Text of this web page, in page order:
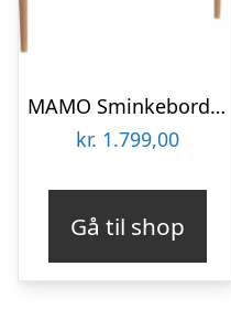
MAMO Sminkebord med spejl 105x35cm Brun Beige
kr. 1.799,00
Gå til shop